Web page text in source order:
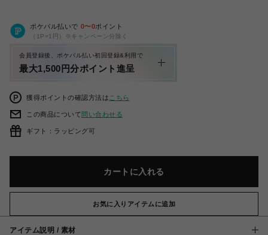
ポケパル払いで 0〜0ポイント
（1P=1円）※キャンペーン分除く
会員登録後、ポケパル払い初回登録&利用で
最大1,500円分ポイント進呈
獲得ポイントの確認方法は こちら
この商品について問い合わせる
ギフト：ラッピング可
カートに入れる
お気に入りアイテムに追加
アイテム説明 / 素材